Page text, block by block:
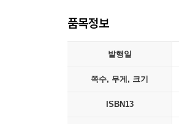
품목정보
발행일
쪽수, 무게, 크기
ISBN13